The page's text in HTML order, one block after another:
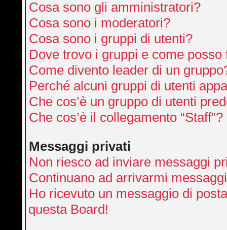
Cosa sono gli amministratori?
Cosa sono i moderatori?
Cosa sono i gruppi di utenti?
Dove trovo i gruppi e come
Come divento leader di un
Perché alcuni gruppi di utenti
Che cos’è un gruppo di utenti
Che cos’è il collegamento “Staff”?
Messaggi privati
Non riesco ad inviare messaggi
Continuano ad arrivarmi
Ho ricevuto un messaggio di
questa Board!